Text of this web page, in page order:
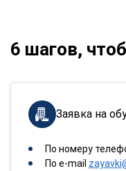
6 шагов,
Заявка на
По номеру
По e-mail